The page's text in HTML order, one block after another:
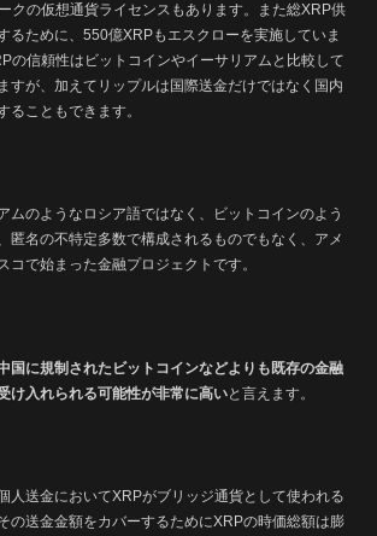
クの仮想通貨ライセンスもあります。また総XRP供
るために、550億XRPもエスクローを実施していま
の信頼性はビットコインやイーサリアムと比較して
すが、加えてリップルは国際送金だけではなく国内
ることもできます。
ムのようなロシア語ではなく、ビットコインのよう
匿名の不特定多数で構成されるものでもなく、アメ
コで始まった金融プロジェクトです。
国に規制されたビットコインなどよりも既存の金融
け入れられる可能性が非常に高いと言えます。
人送金においてXRPがブリッジ通貨として使われる
の送金金額をカバーするためにXRPの時価総額は膨